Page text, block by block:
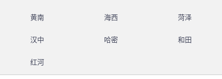
黄南 海西 菏泽
汉中 哈密 和田
红河